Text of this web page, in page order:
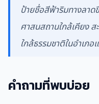
ป้ายชื่อสีฟ้าริมทางลาด
ศาสนสถานใกล้เคียง
ใกล้ธรรมชาติในอำเภ
คำถามที่พบบ่อย